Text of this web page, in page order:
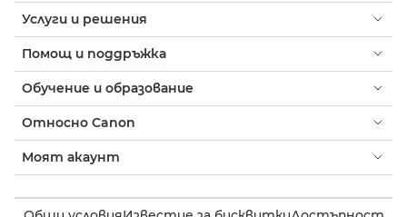
Услуги и решения
Помощ и поддръжка
Обучение и образование
Относно Canon
Моят акаунт